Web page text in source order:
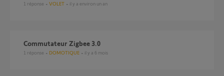
1 réponse VOLET il y a environ un an
Commutateur Zigbee 3.0
1 réponse DOMOTIQUE il y a 6 mois